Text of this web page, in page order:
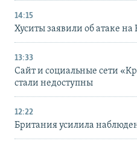
14:15
Хуситы заявили об атаке
13:33
Сайт и социальные сети
стали недоступны
12:22
Британия усилила